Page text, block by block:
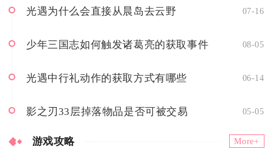
光遇为什么会直接从晨岛去云野 07-16
少年三国志如何触发诸葛亮的获取事件 08-05
光遇中行礼动作的获取方式有哪些 06-14
影之刃33层掉落物品是否可被交易 05-05
游戏攻略 More+